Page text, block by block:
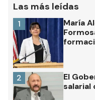
Las más leídas
María
1
El
salarial
2